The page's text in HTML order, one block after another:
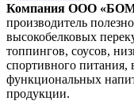
Компания ООО
производитель
высокобелковых
топпингов, соусов,
спортивного
функциональных
продукции.